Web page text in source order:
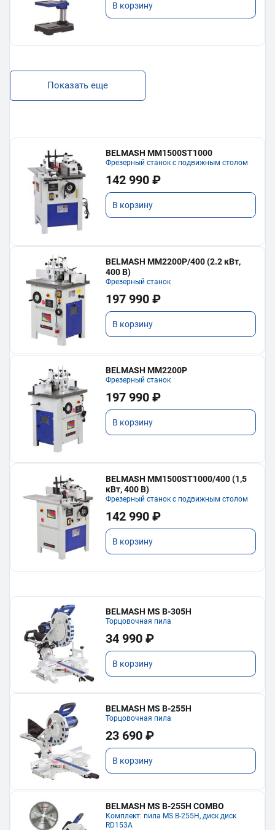
В корзину
Показать еще
BELMASH MM1500ST1000
Фрезерный станок с подвижным столом
142 990 ₽
В корзину
BELMASH MM2200P/400 (2.2 кВт,
400 В)
Фрезерный станок
197 990 ₽
В корзину
BELMASH MM2200P
Фрезерный станок
197 990 ₽
В корзину
BELMASH MM1500ST1000/400 (1,5
кВт, 400 В)
Фрезерный станок с подвижным столом
142 990 ₽
В корзину
BELMASH MS B-305H
Торцовочная пила
34 990 ₽
В корзину
BELMASH MS B-255H
Торцовочная пила
23 690 ₽
В корзину
BELMASH MS B-255H COMBO
Комплект: пила MS B-255H, диск диск
RD153A